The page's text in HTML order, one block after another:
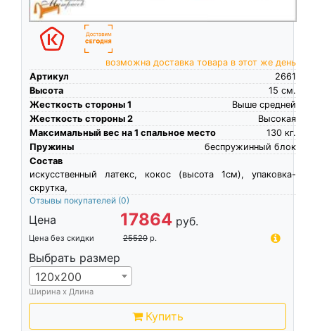
возможна доставка товара в этот же день
Артикул
2661
Высота
см.
15
Жесткость стороны 1
Выше средней
Жесткость стороны 2
Высокая
Максимальный вес на 1 спальное место
кг.
130
Пружины
беспружинный блок
Состав
искусственный латекс, кокос (высота 1см), упаковка-
скрутка,
Отзывы покупателей (0)
Цена 17864 руб.
Цена без скидки 25520 р.
Выбрать размер
120х200
Ширина х Длина
Купить